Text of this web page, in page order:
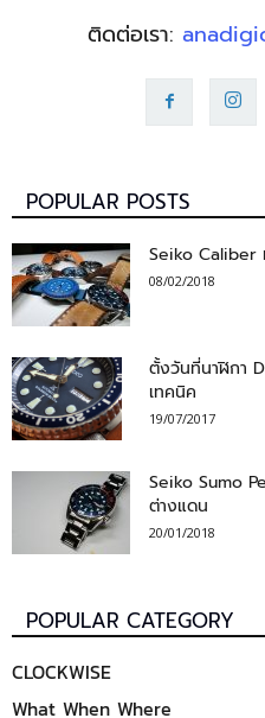
ติดต่อเรา:
POPULAR POSTS
Seiko Caliber
08/02/2018
ตั้งวันที่นาฬิกา
เทคนิค
19/07/2017
Seiko Sumo
ต่างแดน
20/01/2018
POPULAR CATEGORY
CLOCKWISE
What When Where